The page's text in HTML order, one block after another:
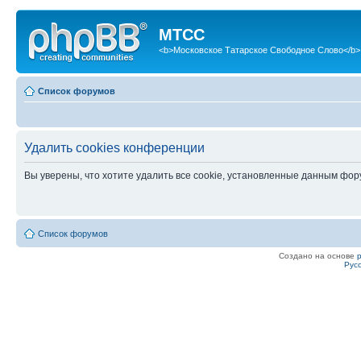
МТСС
<b>Московское Татарское Свободное Слово</b>
Список форумов
Удалить cookies конференции
Вы уверены, что хотите удалить все cookie, установленные данным
Список форумов
Создано на основе